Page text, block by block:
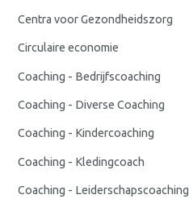
Centra voor Gezondheidszorg
Circulaire economie
Coaching - Bedrijfscoaching
Coaching - Diverse Coaching
Coaching - Kindercoaching
Coaching - Kledingcoach
Coaching - Leiderschapscoaching